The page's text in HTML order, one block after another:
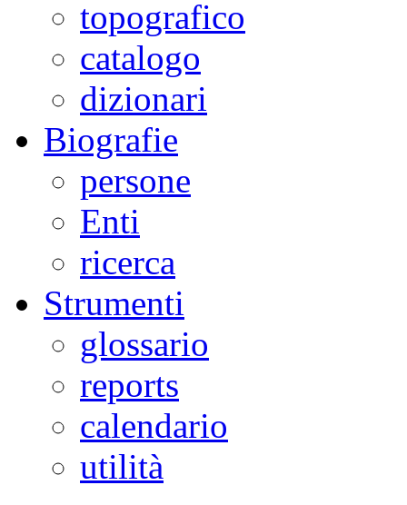
topografico
catalogo
dizionari
Biografie
persone
Enti
ricerca
Strumenti
glossario
reports
calendario
utilità